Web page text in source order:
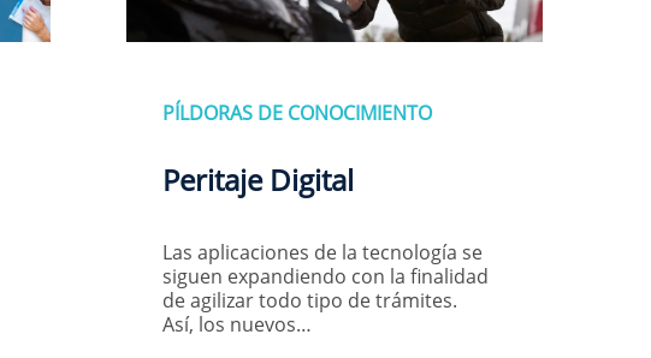
PÍLDORAS DE CONOCIMIENTO
Peritaje Digital
Las aplicaciones de la tecnología se
siguen expandiendo con la finalidad
de agilizar todo tipo de trámites.
Así, los nuevos…